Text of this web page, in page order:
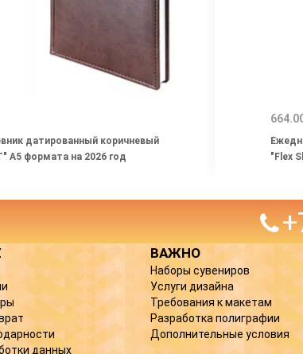
датированный коричневый
А5 формата на 2026 год
"Flex
данных
ВАЖНО
Наборы сувениров
Услуги дизайна
Требования к макетам
Разработка полиграфии
Дополнительные условия